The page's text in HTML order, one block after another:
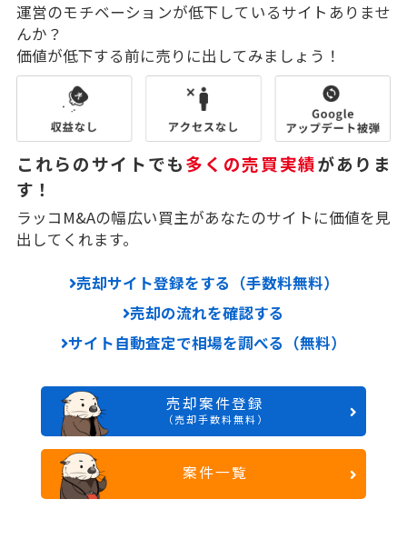
運営のモチベーションが低下しているサイトありませ
んか？
価値が低下する前に売りに出してみましょう！
これらのサイトでも多くの売買実績がありま
す！
ラッコM&Aの幅広い買主があなたのサイトに価値を見
出してくれます。
売却サイト登録をする（手数料無料）
売却の流れを確認する
サイト自動査定で相場を調べる（無料）
売却案件登録
（売却手数料無料）
案件一覧